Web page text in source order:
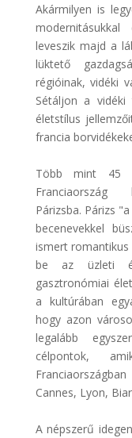
Akármilyen is
leveszik majd a
lüktető
régióinak, vidéki
Sétáljon a
életstílus
francia
Több mint 45
Franciaország
Párizsba. Párizs
becenevekkel
ismert
be az üzleti
gasztronómiai
a kultúrában
hogy azon
legalább
célpontok,
Cannes, Lyon,
A népszerű